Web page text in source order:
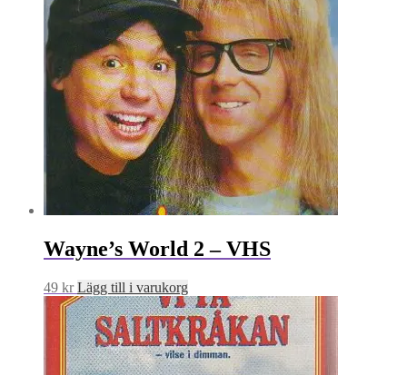
Wayne’s World 2 – VHS
49 kr Lägg till i varukorg